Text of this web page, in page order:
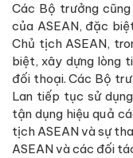
Các Bộ trưởng
của ASEAN, đặc
Chủ tịch ASEAN,
biệt, xây dựng lòng
đối thoại. Các Bộ
Lan tiếp tục sử
tận dụng hiệu quả
tịch ASEAN và sự
ASEAN và các đối